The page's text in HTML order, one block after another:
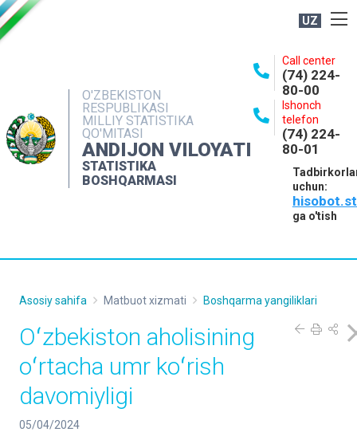
UZ
O'ZBEKISTON
RESPUBLIKASI
MILLIY STATISTIKA
QO'MITASI
ANDIJON VILOYATI
STATISTIKA
BOSHQARMASI
Call center
(74) 224-
80-00
Ishonch
telefon
(74) 224-
80-01
uchun:
ga o'tish
NASHRLAR
INTERAKTIV XIZMATLAR
MATBUOT XIZMATI
MUROJAATLAR
Asosiy sahifa Matbuot xizmati Boshqarma yangiliklari
Oʻzbekiston aholisining
oʻrtacha umr koʻrish
davomiyligi
05/04/2024